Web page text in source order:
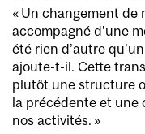
« Un changement de
accompagné d’une
été rien d’autre
ajoute-t-il. Cette
plutôt une structure
la précédente et une
nos activités. »